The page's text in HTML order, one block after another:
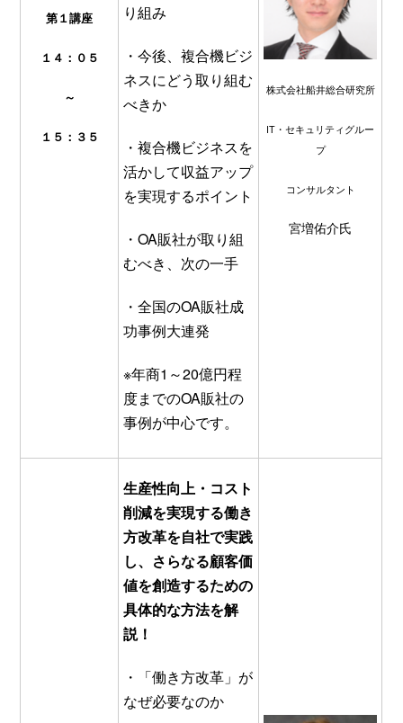
第１講座
１４：０５
～
１５：３５
り組み
・今後、複合機ビジ
ネスにどう取り組む
べきか
・複合機ビジネスを
活かして収益アップ
を実現するポイント
・OA販社が取り組
むべき、次の一手
・全国のOA販社成
功事例大連発
※年商1～20億円程
度までのOA販社の
事例が中心です。
株式会社船井総合研究所
IT・セキュリティグルー
プ
コンサルタント
宮増佑介氏
生産性向上・コスト
削減を実現する働き
方改革を自社で実践
し、 さらなる顧客価
値を創造するための
具体的な方法を解
説！
・「働き方改革」が
なぜ必要なのか